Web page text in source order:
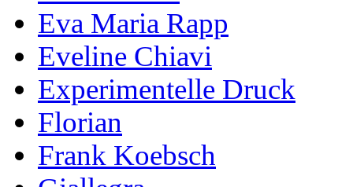
Eva Maria Rapp
Eveline Chiavi
Experimentelle Druck
Florian
Frank Koebsch